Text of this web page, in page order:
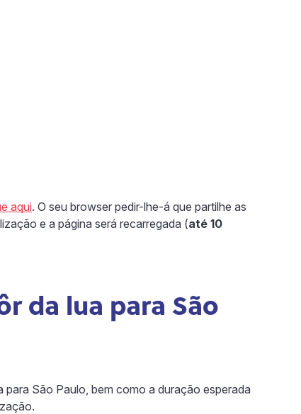
aqui. O seu browser pedir-lhe-á que partilhe as
e a página será recarregada (até 10
da lua para São
São Paulo, bem como a duração esperada